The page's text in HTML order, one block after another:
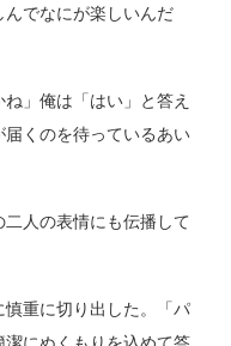
でなにが楽しいんだ
」俺は「はい」と答え
くのを待っているあい
人の表情にも伝播して
重に切り出した。「パ